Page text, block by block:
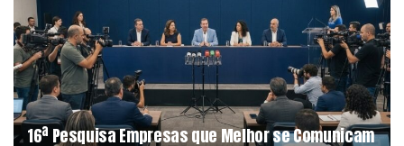
16ª Pesquisa Empresas que Melhor se Comunicam